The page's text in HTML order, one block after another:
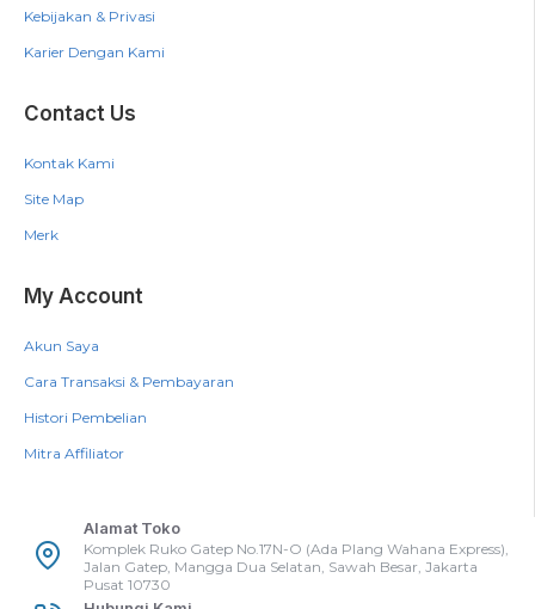
Kebijakan & Privasi
Karier Dengan Kami
Contact Us
Kontak Kami
Site Map
Merk
My Account
Akun Saya
Cara Transaksi & Pembayaran
Histori Pembelian
Mitra Affiliator
Alamat Toko
Komplek Ruko Gatep No.17N-O (Ada Plang Wahana Express),
Jalan Gatep, Mangga Dua Selatan, Sawah Besar, Jakarta
Pusat 10730